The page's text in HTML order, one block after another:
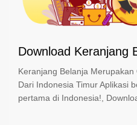
Download Keranjang
Keranjang Belanja
Dari Indonesia Timur Aplikasi
pertama di Indonesia!,